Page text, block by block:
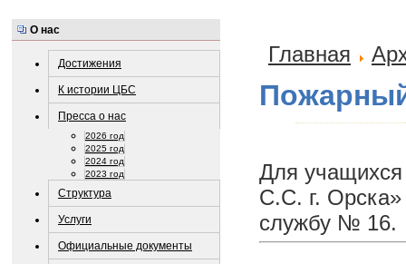
О нас
Достижения
К истории ЦБС
Пресса о нас
2026 год
2025 год
2024 год
2023 год
Структура
Услуги
Официальные документы
Главная
Для
С.С. г.
службу № 16.